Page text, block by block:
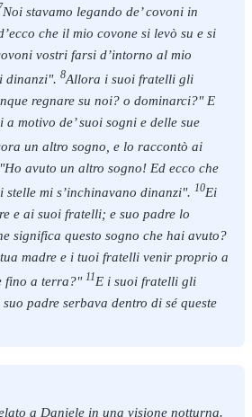
Noi stavamo legando de’ covoni in
che il mio covone si levò su e si
vostri farsi d’intorno al mio
dinanzi". 8Allora i suoi fratelli gli
regnare su noi? o dominarci?" E
motivo de’ suoi sogni e delle sue
un altro sogno, e lo raccontò ai
avuto un altro sogno! Ed ecco che
mi s’inchinavano dinanzi". 10Ei
e ai suoi fratelli; e suo padre lo
significa questo sogno che hai avuto?
madre e i tuoi fratelli venir proprio a
fino a terra?" 11E i suoi fratelli gli
padre serbava dentro di sé queste
a Daniele in una visione notturna.